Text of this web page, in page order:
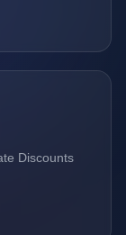
Discounts